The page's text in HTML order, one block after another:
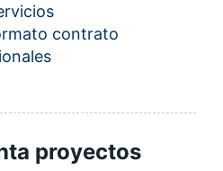
contrato
proyectos